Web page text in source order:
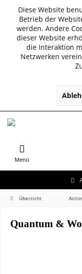
Diese Website
Betrieb der
werden. Andere
dieser Website
die Interaktion
Netzwerken
Menü
Übersicht
Quantum &